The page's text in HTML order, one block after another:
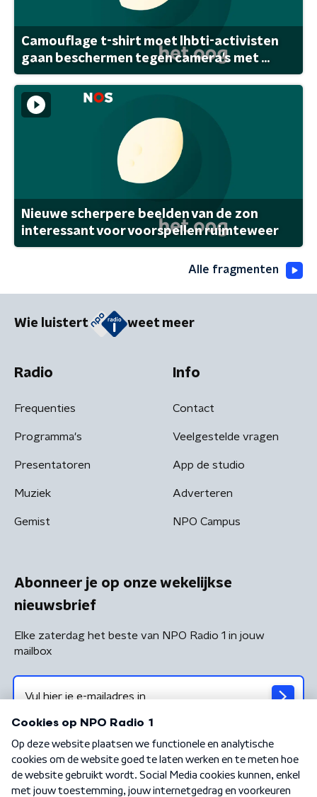
Camouflage t-shirt moet lhbti-activisten
gaan beschermen tegen camera's met ...
Nieuwe scherpere beelden van de zon
interessant voor voorspellen ruimteweer
Alle fragmenten
Wie luistert weet meer
Radio
Frequenties
Programma's
Presentatoren
Muziek
Gemist
Info
Contact
Veelgestelde vragen
App de studio
Adverteren
NPO Campus
Abonneer je op onze wekelijkse
nieuwsbrief
Elke zaterdag het beste van NPO Radio 1 in jouw
mailbox
Algemene voorwaarden